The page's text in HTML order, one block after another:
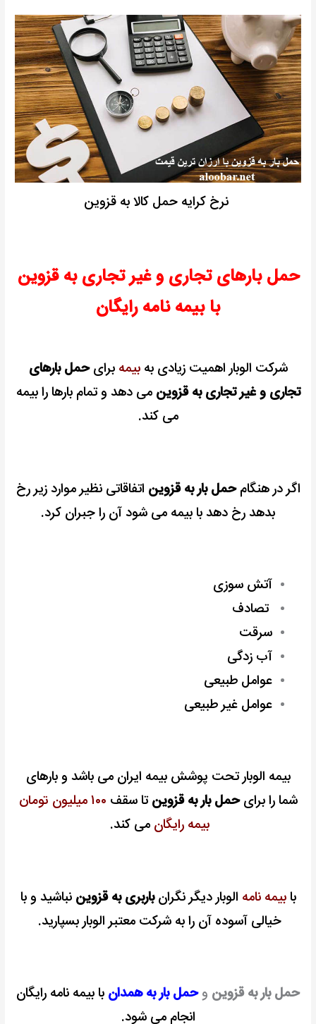
نرخ کرایه حمل کالا به قزوین
حمل بارهای تجاری و غیر تجاری به قزوین
با بیمه نامه رایگان
شرکت الوبار اهمیت زیادی بهبیمه برایحمل بارهای
تجاری و غیر تجاری به قزوین می دهد و تمام بارها را بیمه
می کند.
اگر در هنگامحمل بار به قزوین اتفاقاتی نظیر موارد زیر رخ
بدهد رخ دهد با بیمه می شود آن را جبران کرد.
آتش سوزی
تصادف
سرقت
آب زدگی
عوامل طبیعی
عوامل غیر طبیعی
بیمه الوبار تحت پوشش بیمه ایران می باشد و بارهای
شما را برایحمل بار به قزوینتا سقف ۱۰۰ میلیون تومان
بیمه رایگان می کند.
بابیمه نامه الوبار دیگر نگرانباربری به قزوین نباشید و با
خیالی آسوده آن را به شرکت معتبر الوبار بسپارید.
حمل بار به قزوین وحمل بار به همدان با بیمه نامه رایگان
انجام می شود.